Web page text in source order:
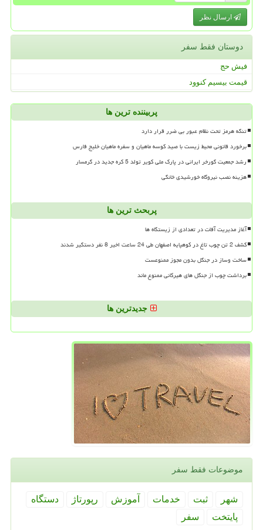
ارسال نظر
دوستان فقط سفر
فیش حج
قیمت بیسیم کنوود
پربیننده ترین ها
تنگه هرمز تحت نظام عبور بی ضرر قرار دارد
برخورد قانونی محیط زیست با صید کوسه ماهیان و سفره ماهیان خلیج فارس
رشد جمعیت گورخر ایرانی در پارک ملی کویر تولد 5 کره جدید در گرمسار
هزینه نصب نیروگاه خورشیدی خانگی
پربحث ترین ها
آغاز مدیریت آفات در تعدادی از زیستگاه ها
کشف 2 تن چوب تاغ در کوهپایه اصفهان طی 24 ساعت اخیر 8 نفر دستگیر شدند
ساخت وساز در جنگل بدون مجوز ممنوعست
برداشت چوب از جنگل های هیرکانی ممنوع ماند
جدیدترین ها
موضوعات فقط سفر
شهر ثبت خدمات آموزش رپورتاژ
دستگاه
پایتخت
سفر